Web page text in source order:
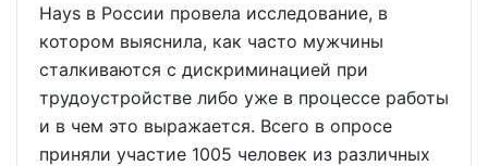
Hays в России провела исследование, в
котором выяснила, как часто мужчины
сталкиваются с дискриминацией при
трудоустройстве либо уже в процессе работы
и в чем это выражается. Всего в опросе
приняли участие 1005 человек из различных